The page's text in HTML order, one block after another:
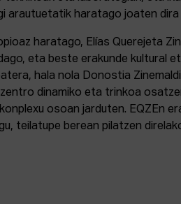
arautuetatik haratago joaten dira
haratago, Elías Querejeta
eta beste erakunde kultural
hala nola Donostia
zentro dinamiko eta trinkoa
osoan jarduten. EQZEn
teilatupe berean pilatzen